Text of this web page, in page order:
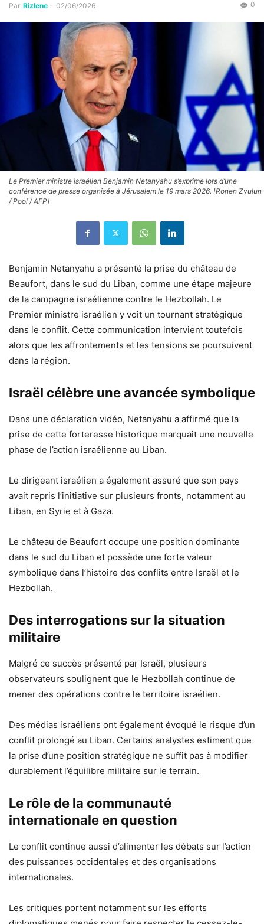
Par Rizlene - 02/06/2026 0
Le Premier ministre israélien Benjamin Netanyahu s’exprime lors d’une
conférence de presse organisée à Jérusalem le 19 mars 2026. [Ronen Zvulun
/ Pool / AFP]
Benjamin Netanyahu a présenté la prise du château de
Beaufort, dans le sud du Liban, comme une étape majeure
de la campagne israélienne contre le Hezbollah. Le
Premier ministre israélien y voit un tournant stratégique
dans le conflit. Cette communication intervient toutefois
alors que les affrontements et les tensions se poursuivent
dans la région.
Israël célèbre une avancée symbolique
Dans une déclaration vidéo, Netanyahu a affirmé que la
prise de cette forteresse historique marquait une nouvelle
phase de l’action israélienne au Liban.
Le dirigeant israélien a également assuré que son pays
avait repris l’initiative sur plusieurs fronts, notamment au
Liban, en Syrie et à Gaza.
Le château de Beaufort occupe une position dominante
dans le sud du Liban et possède une forte valeur
symbolique dans l’histoire des conflits entre Israël et le
Hezbollah.
Des interrogations sur la situation
militaire
Malgré ce succès présenté par Israël, plusieurs
observateurs soulignent que le Hezbollah continue de
mener des opérations contre le territoire israélien.
Des médias israéliens ont également évoqué le risque d’un
conflit prolongé au Liban. Certains analystes estiment que
la prise d’une position stratégique ne suffit pas à modifier
durablement l’équilibre militaire sur le terrain.
Le rôle de la communauté
internationale en question
Le conflit continue aussi d’alimenter les débats sur l’action
des puissances occidentales et des organisations
internationales.
Les critiques portent notamment sur les efforts